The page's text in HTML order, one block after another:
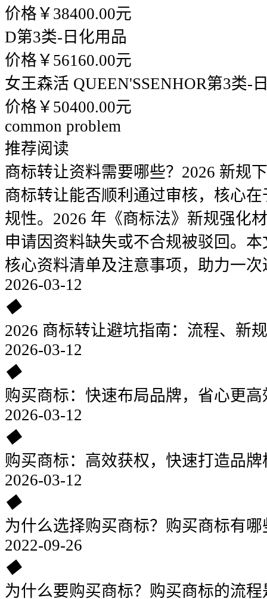
价格￥38400.00元
D第3类-日化用品
价格￥56160.00元
女王森活 QUEEN'SSENHOR第3类-
价格￥50400.00元
common problem
推荐阅读
商标转让资料需要哪些？2026 新规
商标转让能否顺利通过审核，核心
规性。2026 年《商标法》新规强化
申请因资料缺失或不合规被驳回。
核心资料清单及注意事项，助力一次
2026-03-12
◆
2026 商标转让避坑指南：流程、新
2026-03-12
◆
购买商标：快速布局品牌，省心更高
2026-03-12
◆
购买商标：高效获权，快速打造品
2026-03-12
◆
为什么选择购买商标？购买商标有
2022-09-26
◆
为什么要购买商标？购买商标的流